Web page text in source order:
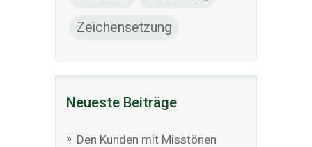
Zeichensetzung
Neueste Beiträge
Den Kunden mit Misstönen